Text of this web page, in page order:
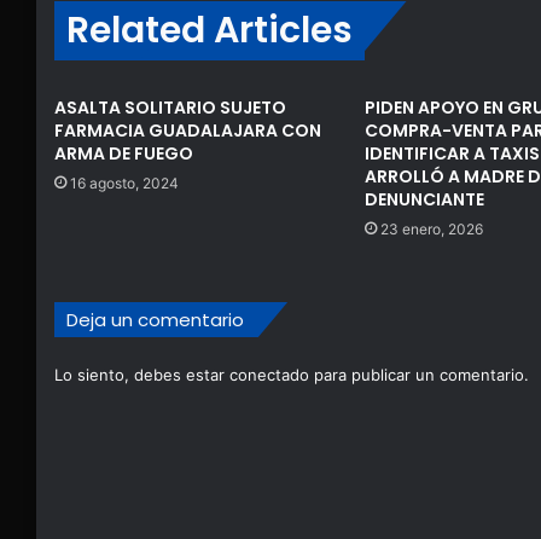
Related Articles
ASALTA SOLITARIO SUJETO
FARMACIA GUADALAJARA CON
ARMA DE FUEGO
16 agosto, 2024
PIDEN APOYO EN
COMPRA-VENTA
IDENTIFICAR A
ARROLLÓ A MADRE
DENUNCIANTE
23 enero, 2026
Deja un comentario
Lo siento, debes estar conectado para publicar un comentario.